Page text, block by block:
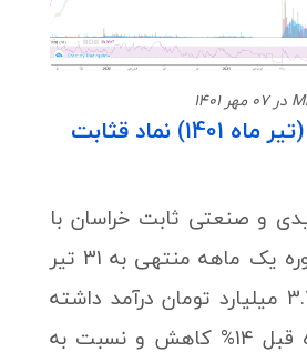
نماد قثابت
و صنعتی ثابت خراسان با
نماد قثابت در دوره یک ماهه منتهی به 31 تیر
ماه 1401، مبلغ 3.7 میلیارد تومان درآمد داشته
که نسبت به ماه قبل 14% کاهش و نسبت به